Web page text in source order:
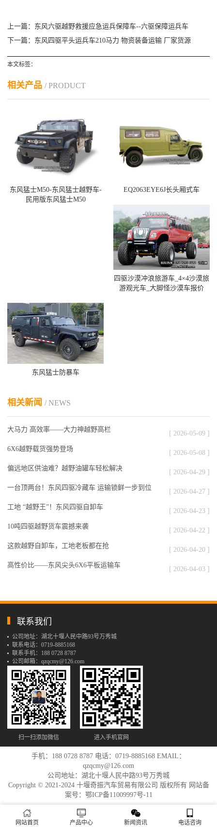
上一篇： 东风六驱越野救援应急运兵保障车--六驱保障运兵车
下一篇： 东风四驱平头运兵车210马力 物资装备运输 厂家货源
本文标签：
相关产品 / PRODUCT
东风猛士M50-东风猛士越野车-
民用版东风猛士M50
EQ2063EYE6J长头厢式车
四驱沙漠冲浪旅游车_4×4沙漠旅
游观光车_大脚怪沙漠车报价
东风猛士防暴车
相关新闻 / NEWS
大马力 高效率——大力神越野高栏
[ 2026-05-09 ]
6X6越野载货强势登场
[ 2026-05-08 ]
偏远地区供油难？越野油罐车轻松解决
[ 2026-04-29 ]
一台顶两台！东风四驱冷藏车 运输锁鲜一步到位
[ 2026-04-27 ]
工地 “越野王”！东风四驱自卸车
[ 2026-04-23 ]
10吨四驱越野货车震撼来袭
[ 2026-04-22 ]
这款越野自卸车，工地老板都在抢
[ 2026-04-20 ]
高性价比——东风尖头6X6平板运输车
[ 2026-04-03 ]
联系我们
公司地址：湖北十堰人民中路93号万秀城
联系电话：0719-8885168
联系手机：188 0728 8787
公司邮箱：qzqcmy@126.com
扫一扫添加微信 进入手机官网
手机：188 0728 8787 电话：0719-8885168 EMAIL：
qzqcmy@126.com
公司地址：湖北十堰人民中路93号万秀城
Copyright © 2021-2024 十堰奇振汽车贸易有限公司 版权所有 网站备
案号： 鄂ICP备11009997号-11
网站首页 产品中心 新闻资讯 电话咨询